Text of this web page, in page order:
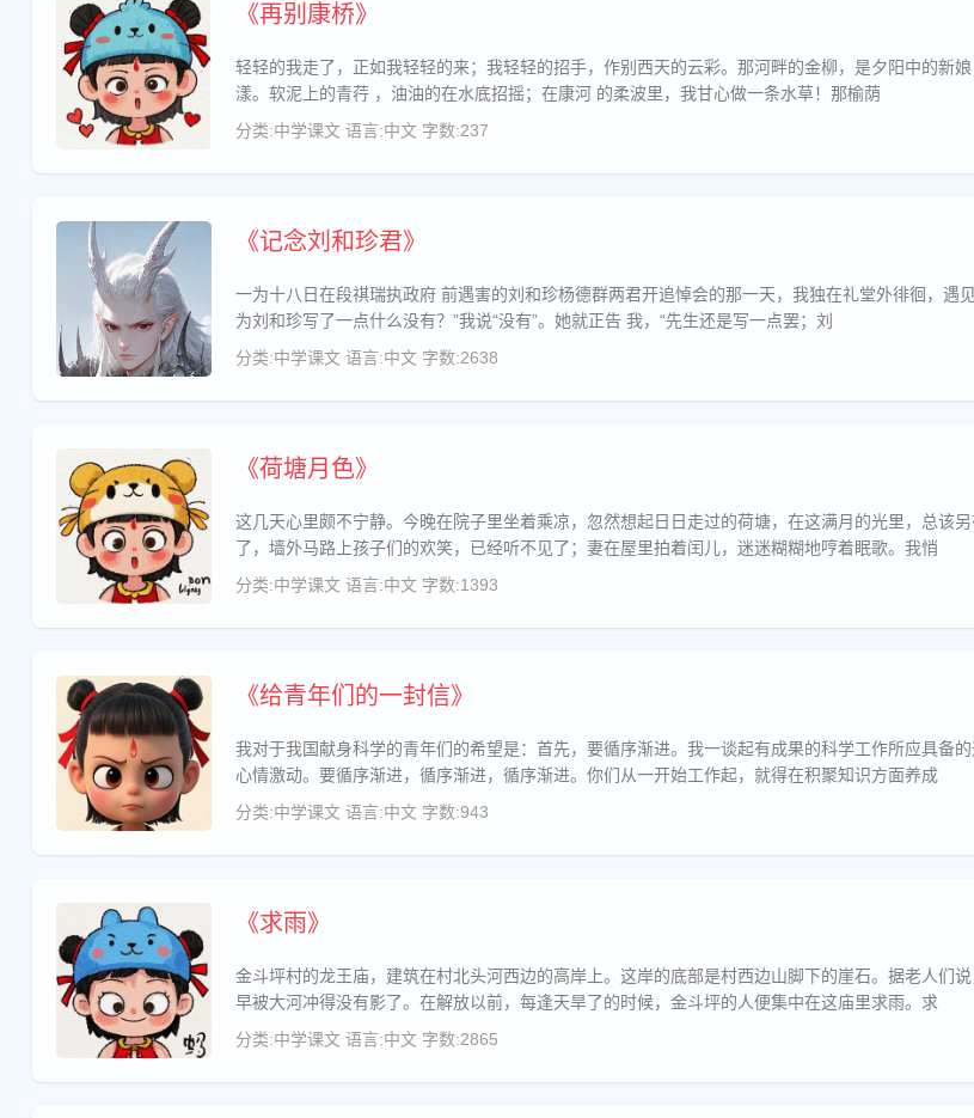
《再别康桥》
轻轻的我走了，正如我轻轻的来；我轻轻的招手，作别西天的云彩。那河畔的金柳，是夕阳中的新
漾。软泥上的青荇 ，油油的在水底招摇；在康河 的柔波里，我甘心做一条水草！那榆荫
分类:中学课文 语言:中文 字数:237
《记念刘和珍君》
一为十八日在段祺瑞执政府 前遇害的刘和珍杨德群两君开追悼会的那一天，我独在礼堂外徘徊，遇见程君，前来问我道，“先生可曾
为刘和珍写了一点什么没有？”我说“没有”。她就正告 我，“先生还是写一点罢；刘
分类:中学课文 语言:中文 字数:2638
《荷塘月色》
这几天心里颇不宁静。今晚在院子里坐着乘凉，忽然想起日日走过的荷塘，在这满月的光里，总该
了，墙外马路上孩子们的欢笑，已经听不见了；妻在屋里拍着闰儿，迷迷糊糊地哼着眠歌。我悄
分类:中学课文 语言:中文 字数:1393
《给青年们的一封信》
我对于我国献身科学的青年们的希望是：首先，要循序渐进。我一谈起有成果的科学工作所应具备
心情激动。要循序渐进，循序渐进，循序渐进。你们从一开始工作起，就得在积聚知识方面养成
分类:中学课文 语言:中文 字数:943
《求雨》
金斗坪村的龙王庙，建筑在村北头河西边的高岸上。这岸的底部是村西边山脚下的崖石。据老人们
早被大河冲得没有影了。在解放以前，每逢天旱了的时候，金斗坪的人便集中在这庙里求雨。求
分类:中学课文 语言:中文 字数:2865